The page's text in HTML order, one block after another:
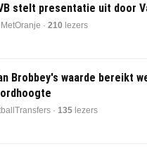
stelt presentatie uit door
· 210 lezers
Brobbey's waarde bereikt
· 135 lezers